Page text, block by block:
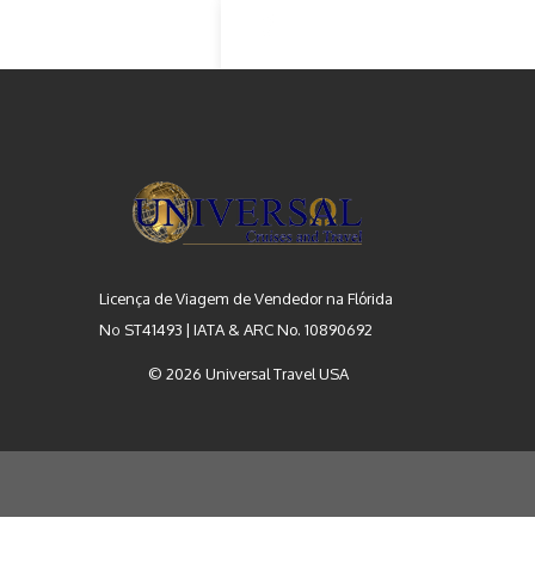
Licença de Viagem de Vendedor na Flórida
Nº ST41493 | IATA & ARC No. 10890692
© 2026 Universal Travel USA